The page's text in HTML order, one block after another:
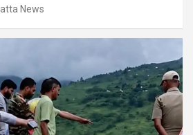
News